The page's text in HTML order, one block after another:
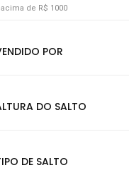
acima de R$ 1000